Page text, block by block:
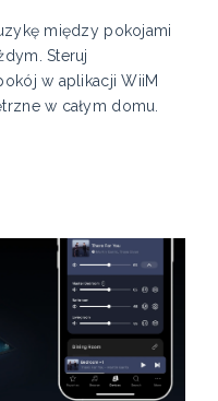
między pokojami
Steruj
w aplikacji WiiM
w całym domu.